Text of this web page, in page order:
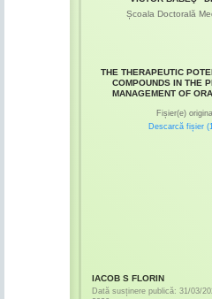
Școala Doctorală
THE THERAPEUTIC
COMPOUNDS IN THE
MANAGEMENT OF
Fișier(e)
Descarcă fișier
IACOB S FLORIN
Dată susținere publică: 31/03/